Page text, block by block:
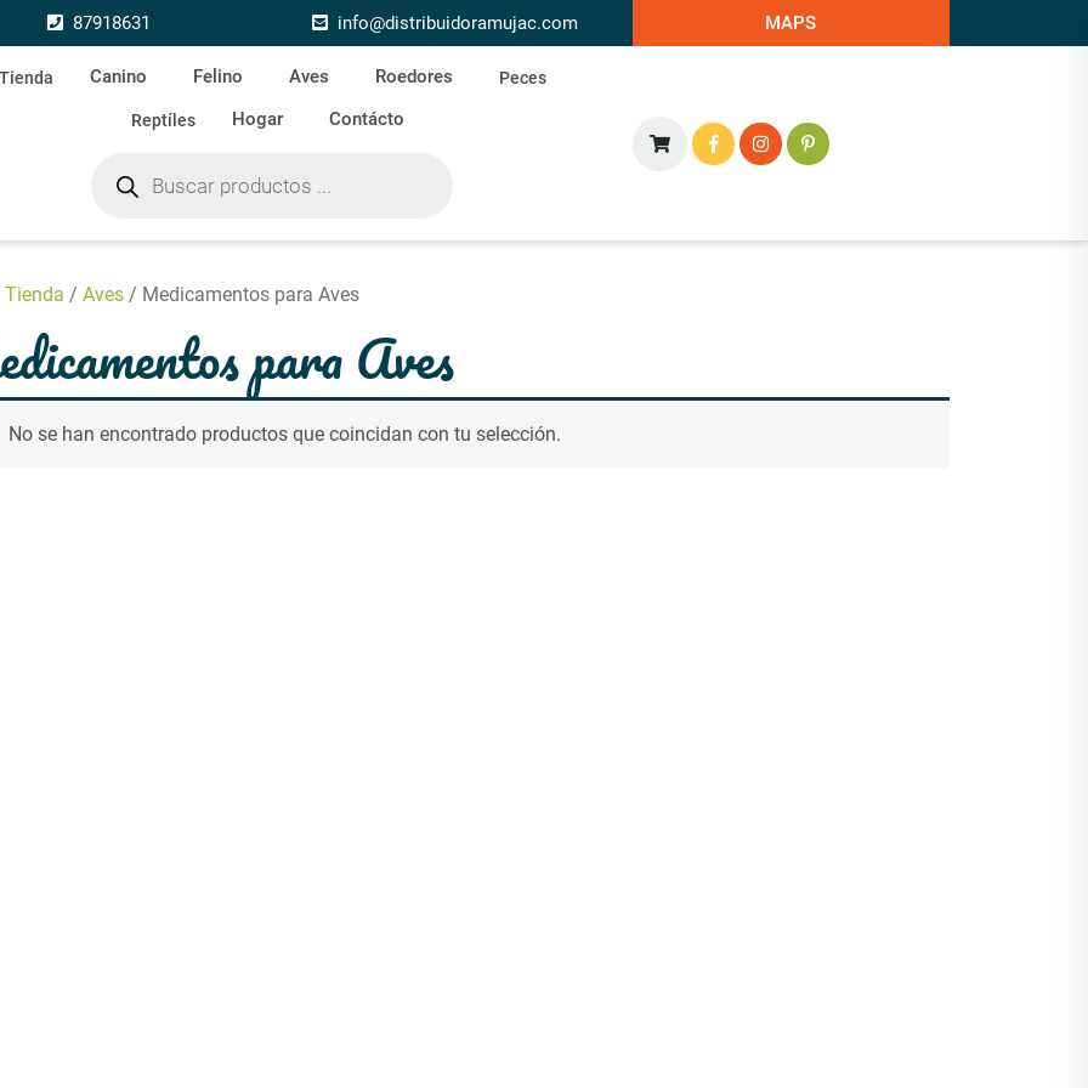
87918631 info@distribuidoramujac.com MAPS
Tienda Canino Felino Aves Roedores Peces
Reptíles Hogar Contácto
Tienda / Aves / Medicamentos para Aves
para Aves
No se han encontrado productos que coincidan con tu selección.